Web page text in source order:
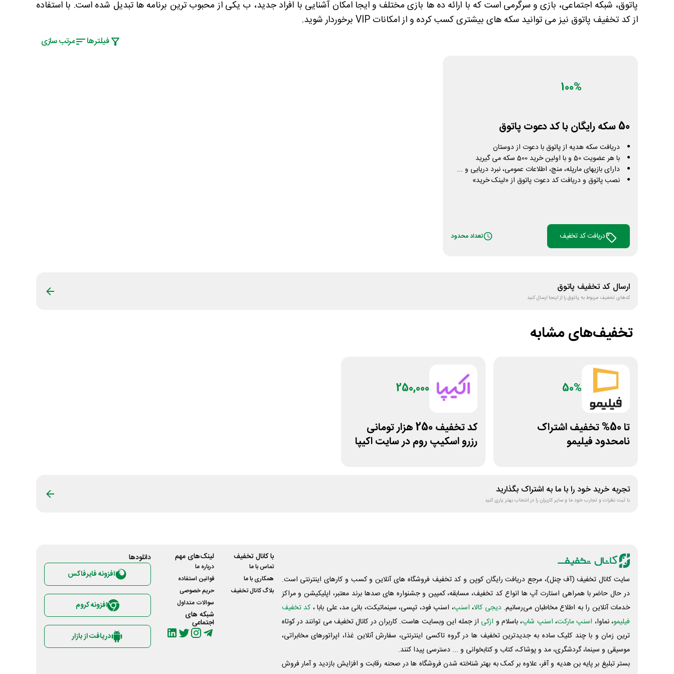
پاتوق، شبکه اجتماعی، بازی و سرگرمی است که با ارائه ده ها بازی مختلف و ایجا امکان آشنایی با افراد جدید، ب یکی از محبوب ترین برنامه ها تبدیل شده است. با استفاده
از کد تخفیف پاتوق نیز می توانید سکه های بیشتری کسب کرده و از امکانات VIP برخوردار شوید.
فیلتر‌ها مرتب سازی
100%
50 سکه رایگان با کد دعوت پاتوق
دریافت سکه هدیه از پاتوق با دعوت از دوستان
با هر عضویت 50 و با اولین خرید 500 سکه می گیرید
دارای بازیهای مارپله، منچ، اطلاعات عمومی، نبرد دریایی و ...
نصب پاتوق و دریافت کد دعوت پاتوق از «لینک خرید»
دریافت کد تخفیف تعداد محدود
ارسال کد تخفیف پاتوق
کدهای تخفیف مربوط به پاتوقرا از اینجا ارسال کنید
تخفیف‌های مشابه
50%
تا 50% تخفیف اشتراک
نامحدود فیلیمو
250,000
کد تخفیف 250 هزار تومانی
رزرو اسکیپ روم در سایت اکیپا
تجربه خرید خود را با ما به اشتراک بگذارید
با ثبت نظرات و تجارب خود ما و سایر کاربران را در انتخاب بهتر یاری کنید
سایت کانال تخفیف (آف چنل)، مرجع دریافت رایگان کوپن و کد تخفیف فروشگاه های آنلاین و کسب و‌ کارهای اینترنتی است.
در حال حاضر با همراهی استارت آپ ها انواع کد تخفیف، مسابقه، کمپین و جشنواره های صدها برند معتبر، اپلیکیشن و مراکز
خدمات آنلاین را به اطلاع مخاطبان می‌رسانیم. دیجی کالا، اسنپ، اسنپ فود، تپسی، سینماتیکت، بانی مد، علی‌ بابا ، کد تخفیف
فیلیمو، نماوا، اسنپ مارکت، اسنپ شاپ، باسلام و ازکی از جمله این وبسایت ‌هاست. کاربران در کانال تخفیف می توانند در کوتاه
ترین زمان و با چند کلیک ساده به جدیدترین تخفیف ها در گروه تاکسی اینترنتی، سفارش آنلاین غذا، اپراتورهای مخابراتی،
موسیقی و سینما، گردشگری، مد و پوشاک، کتاب و کتابخوانی و ... دسترسی پیدا کنند.
بستر تبلیغ بر پایه بن هدیه و آفر، علاوه بر کمک به بهتر شناخته شدن فروشگاه ها در صحنه رقابت و افزایش بازدید و آمار فروش
با کانال تخفیف
تماس با ما
همکاری با ما
بلاگ کانال تخفیف
لینک‌های مهم
درباره ما
قوانین استفاده
حریم خصوصی
سوالات متداول
شبکه های
اجتماعی
دانلود‌ها
افزونه فایرفاکس
افزونه کروم
دریافت از بازار